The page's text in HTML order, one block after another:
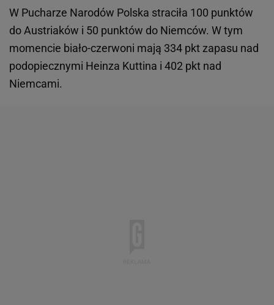
W Pucharze Narodów Polska straciła 100 punktów
do Austriaków i 50 punktów do Niemców. W tym
momencie biało-czerwoni mają 334 pkt zapasu nad
podopiecznymi Heinza Kuttina i 402 pkt nad
Niemcami.